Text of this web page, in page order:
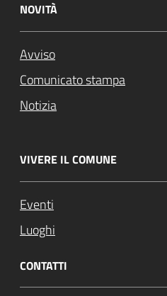
NOVITÀ
Avviso
Comunicato stampa
Notizia
VIVERE IL COMUNE
Eventi
Luoghi
CONTATTI